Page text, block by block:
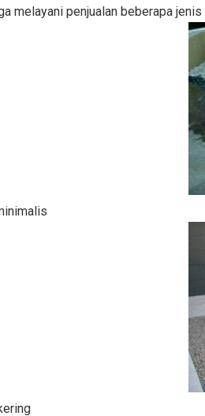
melayani penjualan beberapa